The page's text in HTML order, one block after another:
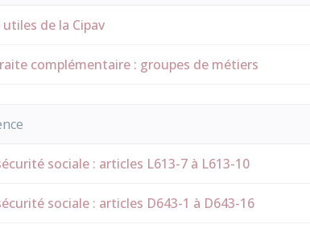
de la Cipav
complémentaire : groupes de métiers
sociale : articles L613-7 à L613-10
sociale : articles D643-1 à D643-16